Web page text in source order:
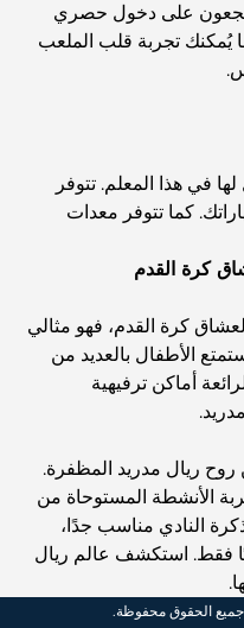
العائلة: اكتشف أفضل
لا مثيل لها لكل مسافر
دبي: دليلك الشامل
أفضل أماكن الإفطار في دبي: أفضل 7 أماكن لا تُضاهى لتجربة
مزيج مثالي من القهوة
جولة مغامرة لعشاق
دليل الطهي
على دخول حصري
يُمكنك تجربة قلب الملعب
في هذا المعلم. تتوفر
كما تتوفر معدات
كرة القدم
كرة القدم، فهو مثالي
الأطفال بالعديد من
أماكن ترفيهية
روح ريال مدريد المظفرة.
الأنشطة المستوحاة من
النادي مناسب جدًا،
درهمًا إماراتيًا فقط. استكشف عالم ريال